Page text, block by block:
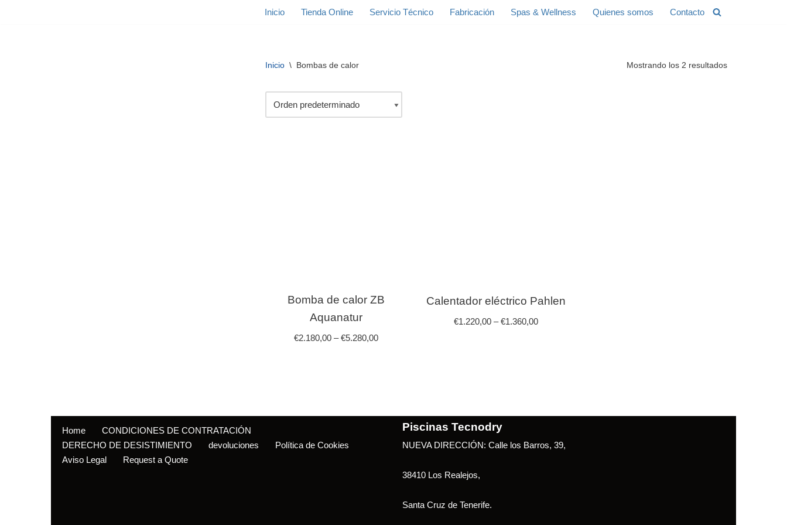
Inicio Tienda Online Servicio Técnico Fabricación Spas & Wellness Quienes somos Contacto
Inicio \ Bombas de calor Mostrando los 2 resultados
Bomba de calor ZB
Aquanatur
€2.180,00 –€5.280,00
Calentador eléctrico Pahlen
€1.220,00–€1.360,00
Home
CONDICIONES DE CONTRATACIÓN
DERECHO DE DESISTIMIENTO
devoluciones
Política de Cookies
Aviso Legal
Request a Quote
Piscinas Tecnodry
NUEVA DIRECCIÓN: Calle los Barros, 39,
38410 Los Realejos,
Santa Cruz de Tenerife.